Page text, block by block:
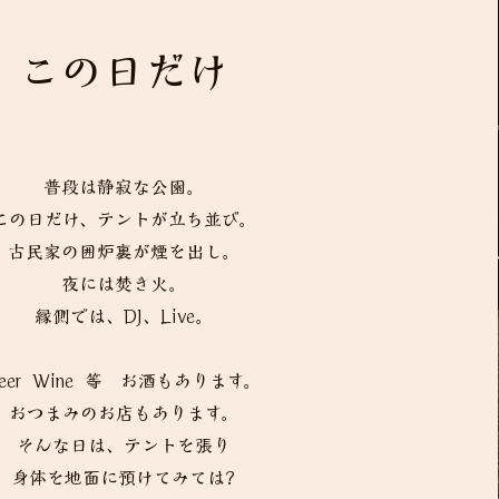
この日だけ
普段は静寂な公園。
の日だけ、テントが立ち並び。
古民家の囲炉裏が煙を出し。
夜には焚き火。
縁側では、DJ、Live。
Wine 等 お酒もあります。
おつまみのお店もあります。
そんな日は、テントを張り
身体を地面に預けてみては?